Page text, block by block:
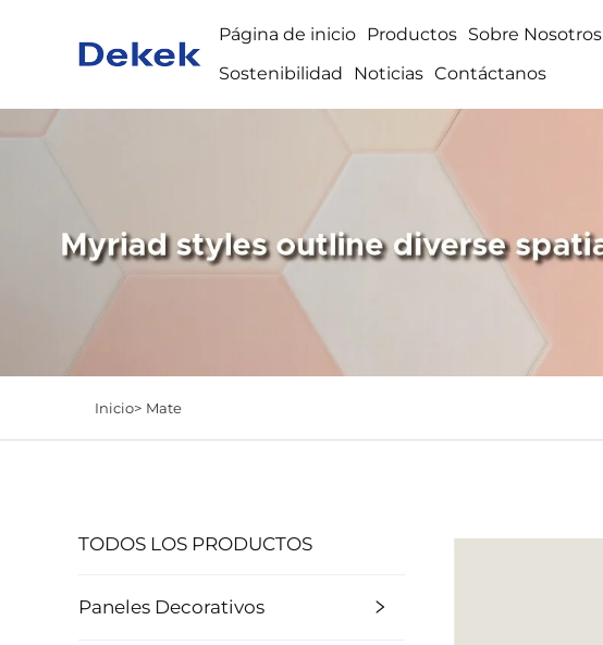
Página de inicio Productos Sobre Nosotros
Sostenibilidad
Noticias Contáctanos
Inicio> Mate
TODOS LOS PRODUCTOS
Paneles Decorativos